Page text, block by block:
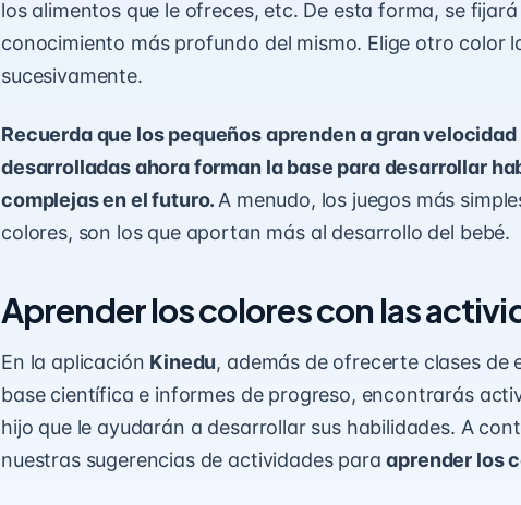
los alimentos que le ofreces, etc. De esta forma, se
conocimiento más profundo del mismo. Elige otro color
sucesivamente.
Recuerda que los pequeños aprenden a gran
desarrolladas ahora forman la base para desarrollar
complejas en el futuro.A menudo, los juegos más
colores, son los que aportan más al desarrollo del bebé.
Aprender los colores con las
En la aplicación Kinedu, además de ofrecerte clases de
base científica e informes de progreso, encontrarás
hijo que le ayudarán a desarrollar sus habilidades. A
nuestras sugerencias de actividades paraaprender los